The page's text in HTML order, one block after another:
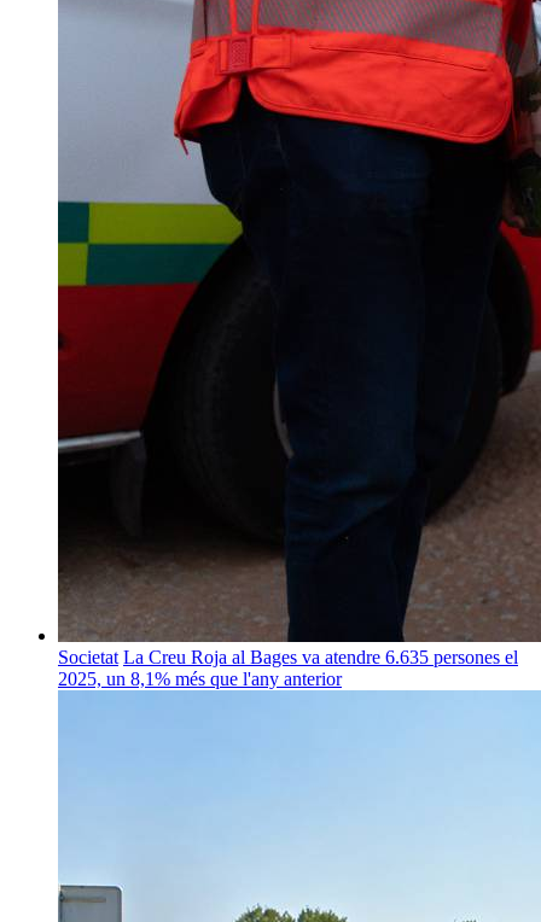
Societat La Creu Roja al Bages va atendre 6.635 persones el
2025, un 8,1% més que l'any anterior